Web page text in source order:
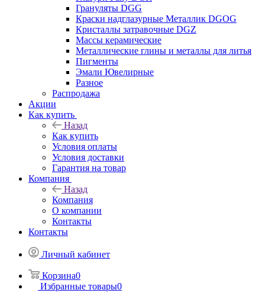
Грануляты DGG
Краски надглазурные Металлик DGOG
Кристаллы затравочные DGZ
Массы керамические
Металлические глины и металлы для литья
Пигменты
Эмали Ювелирные
Разное
Распродажа
Акции
Как купить
Назад
Как купить
Условия оплаты
Условия доставки
Гарантия на товар
Компания
Назад
Компания
О компании
Контакты
Контакты
Личный кабинет
Корзина0
Избранные товары0